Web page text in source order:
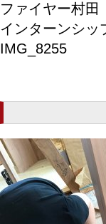
ファイヤー村田
インターンシッ
IMG_8255